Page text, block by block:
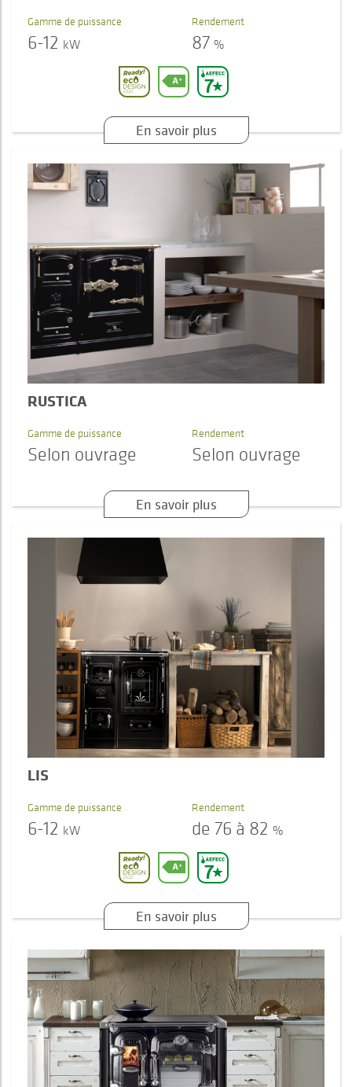
Gamme de puissance
6-12 kW
Rendement
87 %
En savoir plus
RUSTICA
Gamme de puissance
Selon ouvrage
Rendement
Selon ouvrage
En savoir plus
LIS
Gamme de puissance
6-12 kW
Rendement
de 76 à 82 %
En savoir plus